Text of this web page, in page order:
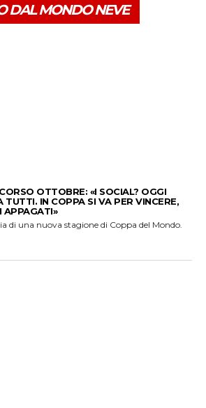
DAL MONDO NEVE
OTTOBRE: «I SOCIAL? OGGI
TUTTI. IN COPPA SI VA PER VINCERE,
APPAGATI»
di una nuova stagione di Coppa del Mondo.